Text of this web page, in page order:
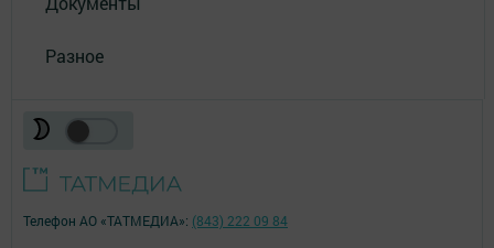
Разное
Телефон АО «ТАТМЕДИА»: (843) 222 09 84